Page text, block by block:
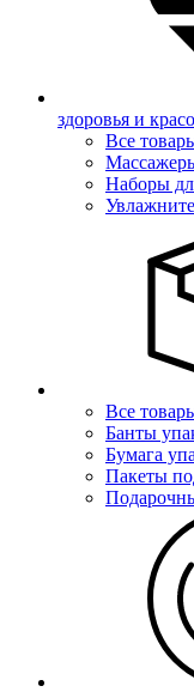
здоровья и
Все
Наборы
Все
Банты
Бумага
Пакеты